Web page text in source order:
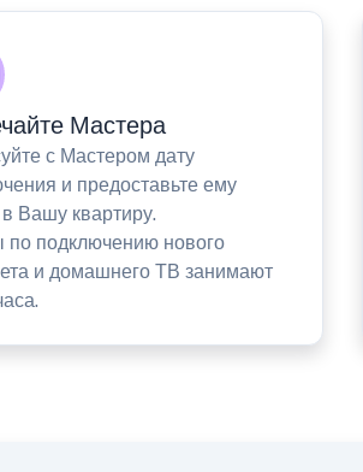
Мастера
с Мастером дату
и предоставьте ему
в Вашу квартиру.
по подключению нового
и домашнего ТВ занимают